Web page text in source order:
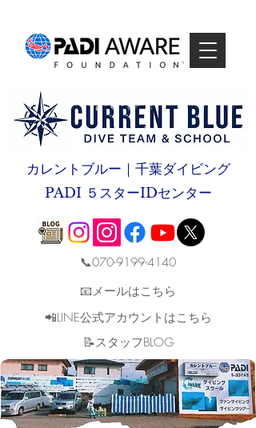
カレントブルー｜千葉ダイビング
PADI ５スターIDセンター
📞070-9199-4140
📧メールはこちら
📲LINE公式アカウントはこちら
​📝スタッフBLOG